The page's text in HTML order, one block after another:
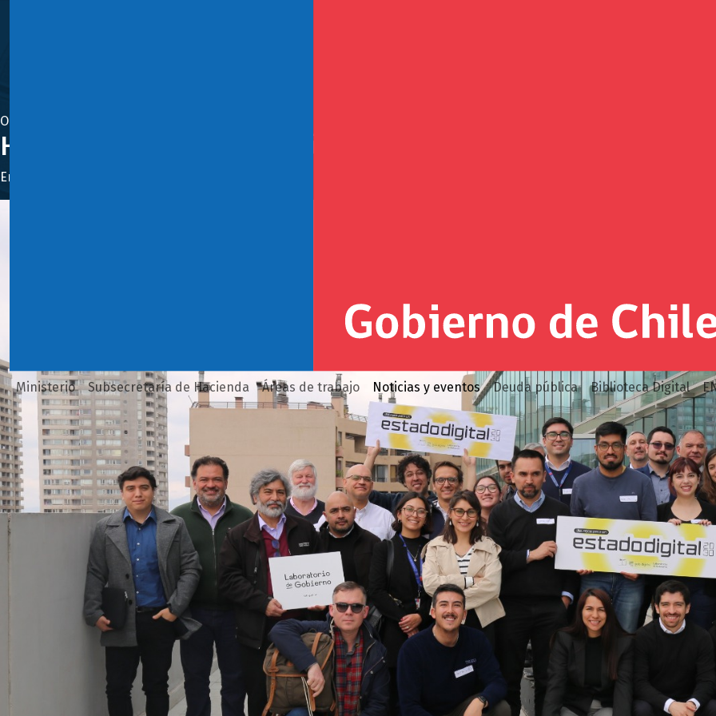
Ministerio Subsecretaría de Hacienda Áreas de trabajo Noticias y eventos Deuda pública Biblioteca Digital
Octubre 30, 2024
Hacienda finaliza nueve diálogos participativos por
En las regiones de Tarapacá, Biobío, La Araucanía y en la Metropolitana se convocó a la sociedad civil a conversar sobre